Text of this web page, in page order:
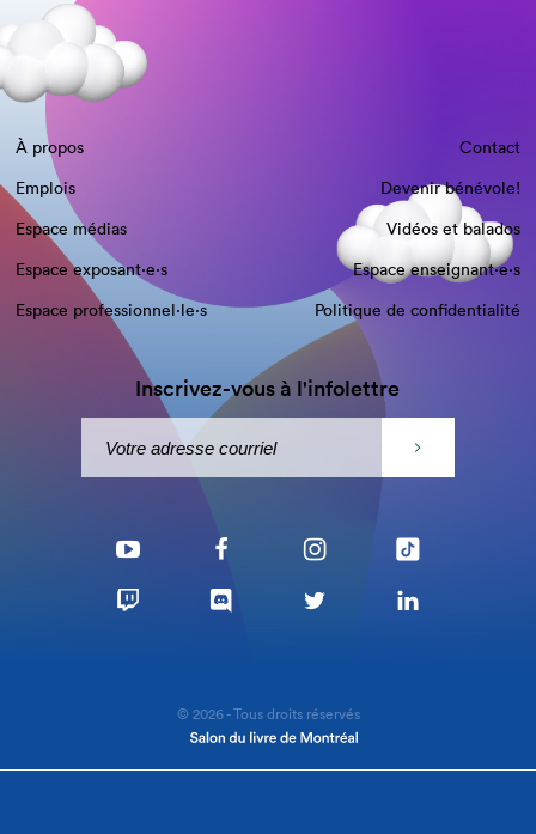
À propos
Contact
Emplois
Devenir bénévole!
Espace médias
Vidéos et balados
Espace exposant·e⋅s
Espace enseignant·e⋅s
Espace professionnel·le⋅s
Politique de confidentialité
Inscrivez-vous à l'infolettre
© 2026 - Tous droits réservés